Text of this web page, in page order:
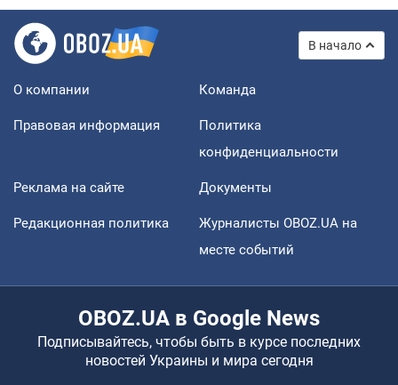
В начало
О компании Команда
Правовая информация
Политика
конфиденциальности
Реклама на сайте Документы
Редакционная политика
Журналисты OBOZ.UA на
месте событий
OBOZ.UA в Google News
Подписывайтесь, чтобы быть в курсе последних
новостей Украины и мира сегодня